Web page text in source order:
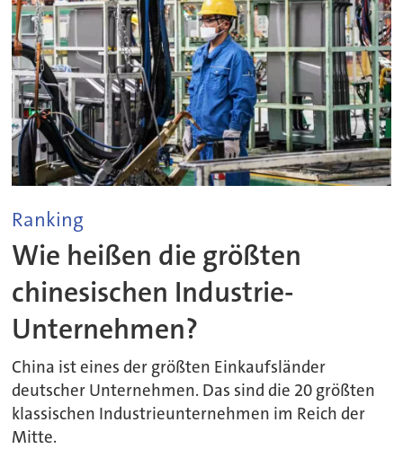
Ranking
Wie heißen die größten
chinesischen Industrie-
Unternehmen?
China ist eines der größten Einkaufsländer
deutscher Unternehmen. Das sind die 20 größten
klassischen Industrieunternehmen im Reich der
Mitte.